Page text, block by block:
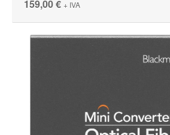
159,00 € + IVA